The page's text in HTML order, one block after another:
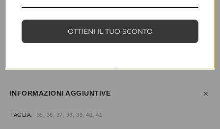
AGGIUNGI ALLA WISHLIST
INFORMAZIONI AGGIUNTIVE
TAGLIA 35, 36, 37, 38, 39, 40, 41
OTTIENI IL TUO SCONTO